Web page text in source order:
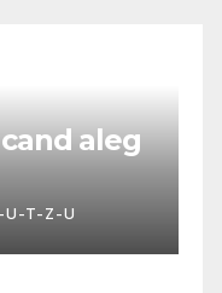
aleg
U-T-Z-U